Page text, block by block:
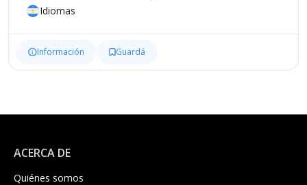
Idiomas
Información Guardá
ACERCA DE
Quiénes somos